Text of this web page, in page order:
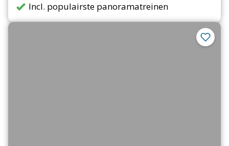
Incl. populairste panoramatreinen